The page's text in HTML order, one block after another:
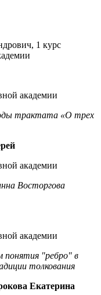
1 курс
академии
трактата «О трех
академии
Восторгова
академии
понятия "ребро" в
толкования
Екатерина